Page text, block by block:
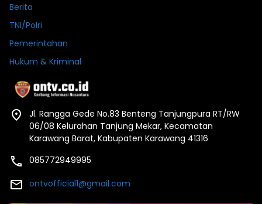
Berita
TNI/Polri
Pemerintahan
Hukum & Kriminal
Jl. Rangga Gede No.83 Benteng Tanjungpura RT/RW
06/08 Kelurahan Tanjung Mekar, Kecamatan
Karawang Barat, Kabupaten Karawang 41316
085772949995
ontvofficial1@gmail.com